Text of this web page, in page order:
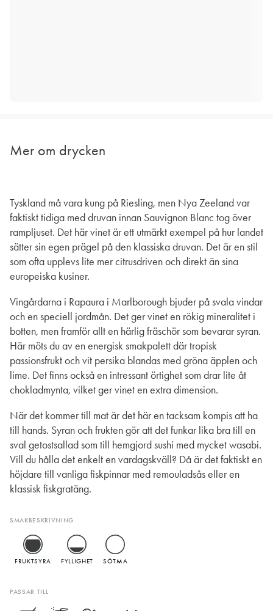
Mer om drycken
Tyskland må vara kung på Riesling, men Nya Zeeland var
faktiskt tidiga med druvan innan Sauvignon Blanc tog över
rampljuset. Det här vinet är ett utmärkt exempel på hur landet
sätter sin egen prägel på den klassiska druvan. Det är en stil
som ofta upplevs lite mer citrusdriven och direkt än sina
europeiska kusiner.
Vingårdarna i Rapaura i Marlborough bjuder på svala vindar
och en speciell jordmån. Det ger vinet en rökig mineralitet i
botten, men framför allt en härlig fräschör som bevarar syran.
Här möts du av en energisk smakpalett där tropisk
passionsfrukt och vit persika blandas med gröna äpplen och
lime. Det finns också en intressant örtighet som drar lite åt
chokladmynta, vilket ger vinet en extra dimension.
När det kommer till mat är det här en tacksam kompis att ha
till hands. Syran och frukten gör att det funkar lika bra till en
sval getostsallad som till hemgjord sushi med mycket wasabi.
Vill du hålla det enkelt en vardagskväll? Då är det faktiskt en
höjdare till vanliga fiskpinnar med remouladsås eller en
klassisk fiskgratäng.
SMAKBESKRIVNING
FRUKTSYRA FYLLIGHET SÖTMA
PASSAR TILL